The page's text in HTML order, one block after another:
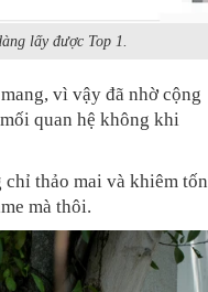
lấy được Top 1.
vì vậy đã nhờ cộng
quan hệ không khi
chỉ thảo mai và khiêm tốn
mà thôi.